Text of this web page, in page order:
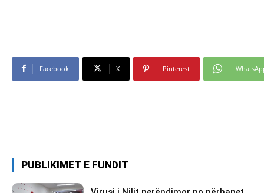
Facebook X Pinterest
PUBLIKIMET E FUNDIT